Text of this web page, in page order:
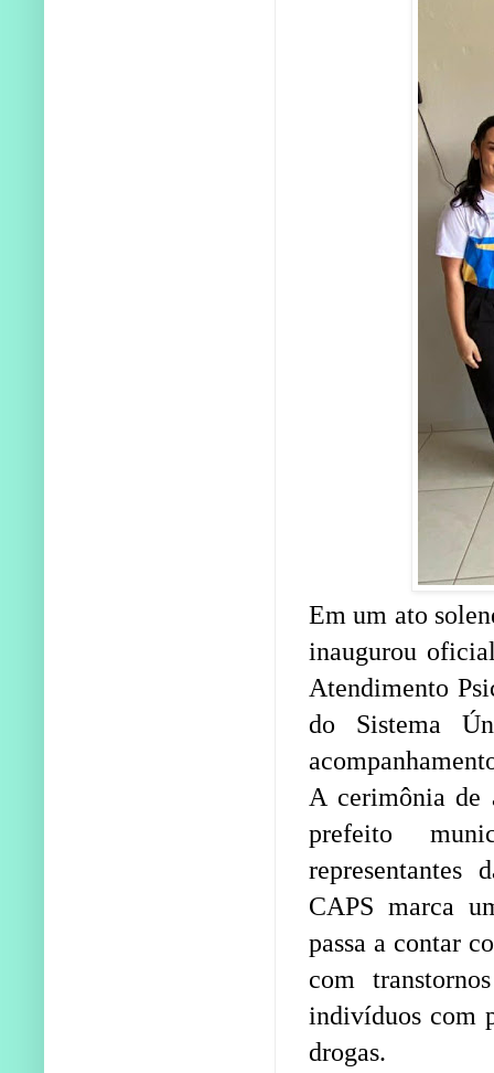
Em um ato
inaugurou
Atendimento
do Sistema
A cerimônia de
prefeito
representantes
CAPS marca
passa a contar
com
indivíduos com
drogas.